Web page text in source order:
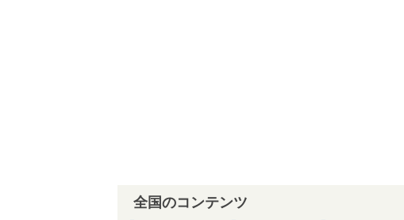
全国のコンテンツ